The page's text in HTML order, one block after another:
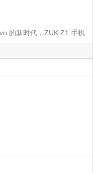
的新时代，ZUK Z1 手机